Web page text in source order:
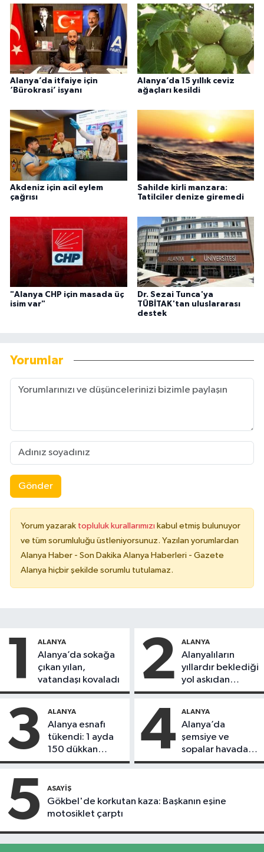
Alanya’da itfaiye için
‘Bürokrasi’ isyanı
Alanya’da 15 yıllık ceviz
ağaçları kesildi
Akdeniz için acil eylem
çağrısı
Sahilde kirli manzara:
Tatilciler denize giremedi
"Alanya CHP için masada üç
isim var"
Dr. Sezai Tunca'ya
TÜBİTAK'tan uluslararası
destek
Yorumlar
Gönder
Yorum yazarak topluluk kurallarımızı kabul etmiş bulunuyor
ve tüm sorumluluğu üstleniyorsunuz. Yazılan yorumlardan
Alanya Haber - Son Dakika Alanya Haberleri - Gazete
Alanya hiçbir şekilde sorumlu tutulamaz.
1 ALANYA
Alanya’da sokağa
çıkan yılan,
vatandaşı kovaladı
2 ALANYA
Alanyalıların
yıllardır beklediği
yol askıdan
döndü
3 ALANYA
Alanya esnafı
tükendi: 1 ayda
150 dükkan
kapandı
4 ALANYA
Alanya’da
şemsiye ve
sopalar havada
uçuştu
5 ASAYIŞ
Gökbel'de korkutan kaza: Başkanın eşine
motosiklet çarptı